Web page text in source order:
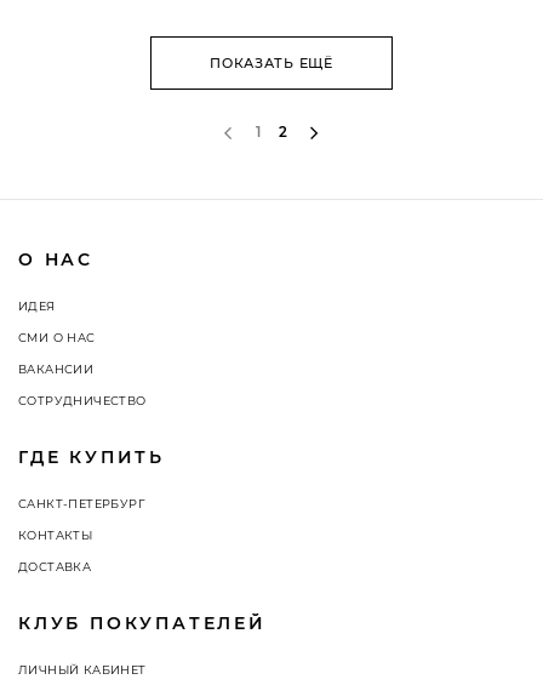
ПОКАЗАТЬ ЕЩЁ
1 2
О НАС
ИДЕЯ
СМИ О НАС
ВАКАНСИИ
СОТРУДНИЧЕСТВО
ГДЕ КУПИТЬ
САНКТ-ПЕТЕРБУРГ
КОНТАКТЫ
ДОСТАВКА
КЛУБ ПОКУПАТЕЛЕЙ
ЛИЧНЫЙ КАБИНЕТ